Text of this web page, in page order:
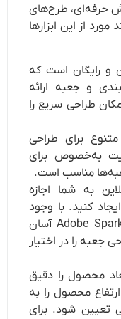
حرفه‌ای، طرح‌های
مورد از این ابزارها
و رایگان است که
و جعبه ارائه
طراحی سریع را
برای طراحی
به‌خصوص برای
مناسب است.
به شما اجازه
کنید. با وجود
امکانات گسترده، استفاده از Adobe Spark آسان
جعبه را در اختیار
محصول را دقیق
محصول را به
تعیین شود. برای